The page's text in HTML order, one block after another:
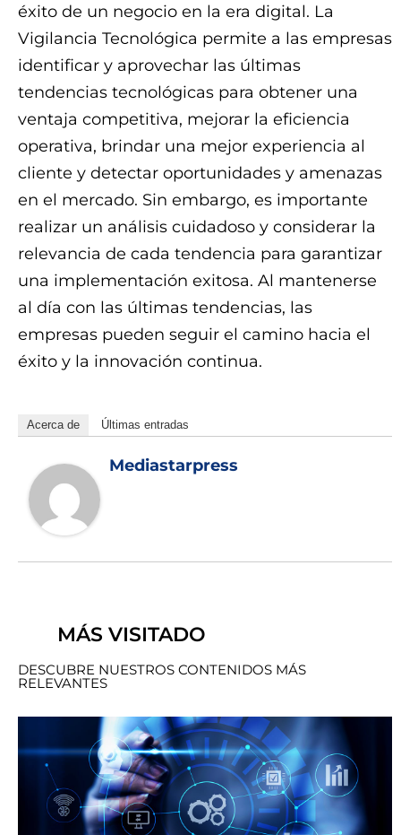
éxito de un negocio en la era digital. La
Vigilancia Tecnológica permite a las empresas
identificar y aprovechar las últimas
tendencias tecnológicas para obtener una
ventaja competitiva, mejorar la eficiencia
operativa, brindar una mejor experiencia al
cliente y detectar oportunidades y amenazas
en el mercado. Sin embargo, es importante
realizar un análisis cuidadoso y considerar la
relevancia de cada tendencia para garantizar
una implementación exitosa. Al mantenerse
al día con las últimas tendencias, las
empresas pueden seguir el camino hacia el
éxito y la innovación continua.
Acerca de Últimas entradas
Mediastarpress
MÁS VISITADO
DESCUBRE NUESTROS CONTENIDOS MÁS
RELEVANTES